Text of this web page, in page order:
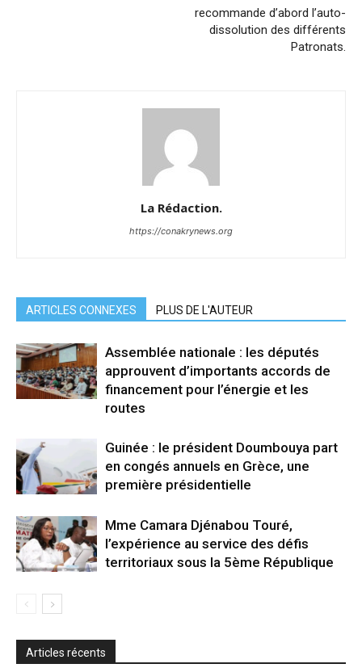
recommande d’abord l’auto-
dissolution des différents
Patronats.
La Rédaction.
https://conakrynews.org
ARTICLES CONNEXES PLUS DE L'AUTEUR
Assemblée nationale : les députés
approuvent d’importants accords de
financement pour l’énergie et les
routes
Guinée : le président Doumbouya part
en congés annuels en Grèce, une
première présidentielle
Mme Camara Djénabou Touré,
l’expérience au service des défis
territoriaux sous la 5ème République
Articles récents